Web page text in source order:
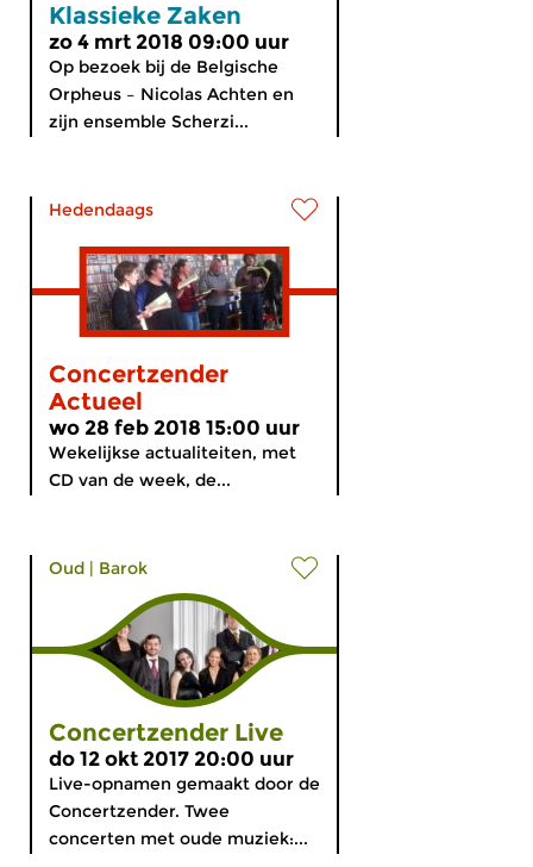
Klassieke Zaken
zo 4 mrt 2018 09:00 uur
Op bezoek bij de Belgische
Orpheus – Nicolas Achten en
zijn ensemble Scherzi...
Hedendaags
Concertzender
Actueel
wo 28 feb 2018 15:00 uur
Wekelijkse actualiteiten, met
CD van de week, de...
Oud | Barok
Concertzender Live
do 12 okt 2017 20:00 uur
Live-opnamen gemaakt door de
Concertzender. Twee
concerten met oude muziek:...